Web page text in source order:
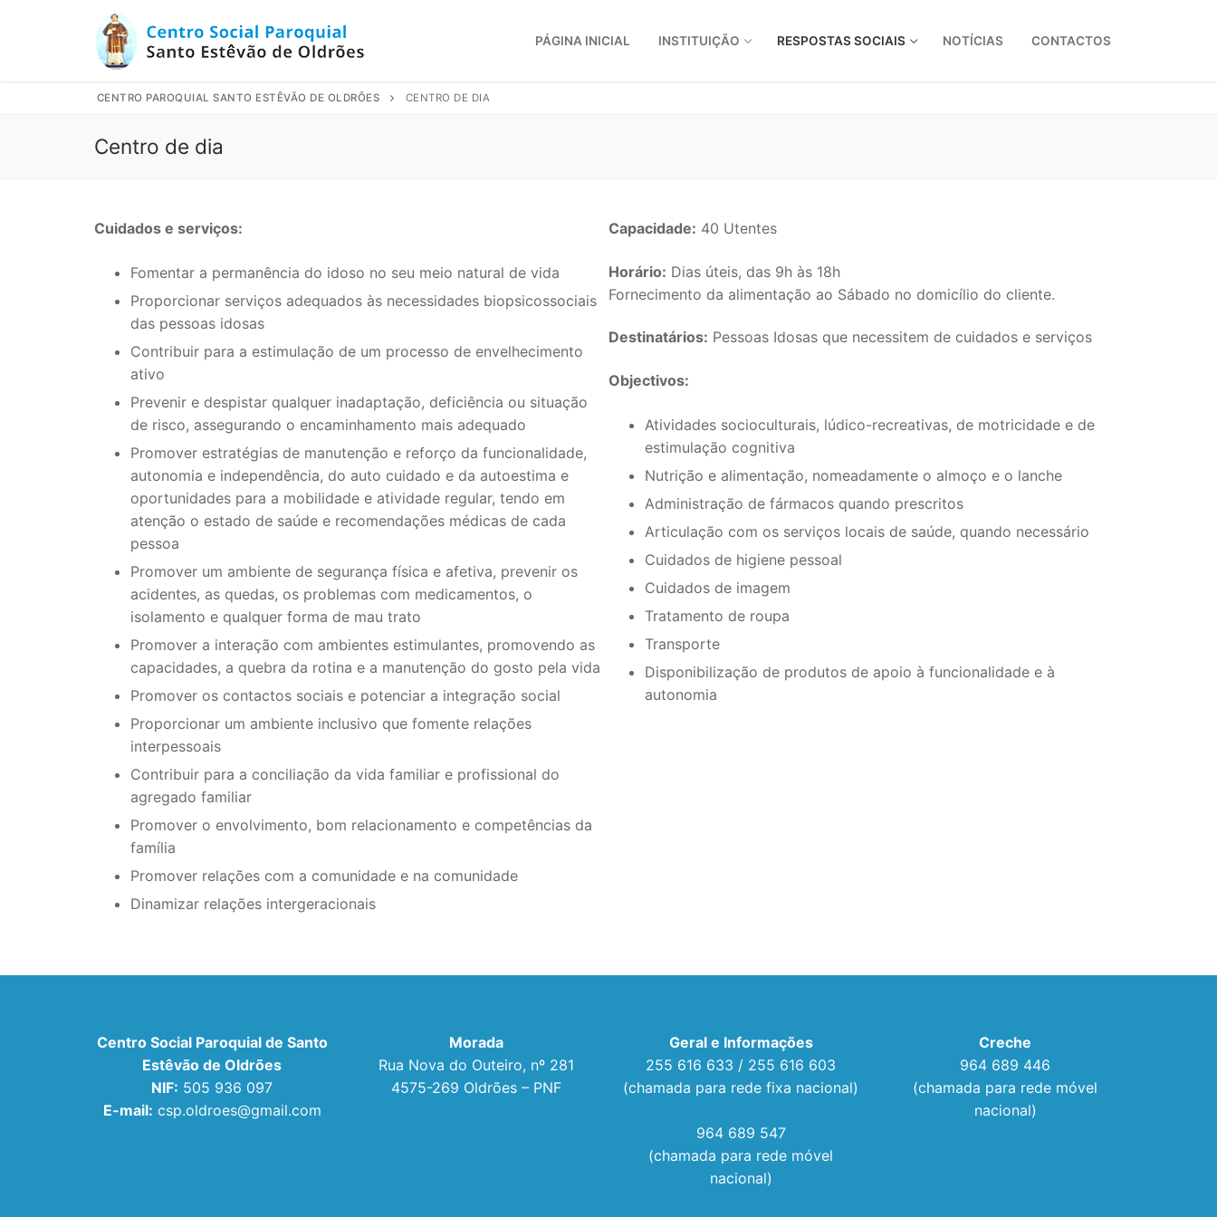
PÁGINA INICIAL INSTITUIÇÃO RESPOSTAS SOCIAIS NOTÍCIAS CONTACTOS
CENTRO PAROQUIAL SANTO ESTÊVÃO DE OLDRÕES CENTRO DE DIA
Centro de dia
Cuidados e serviços:
Fomentar a permanência do idoso no seu meio natural de vida
Proporcionar serviços adequados às necessidades biopsicossociais
das pessoas idosas
Contribuir para a estimulação de um processo de envelhecimento
ativo
Prevenir e despistar qualquer inadaptação, deficiência ou situação
de risco, assegurando o encaminhamento mais adequado
Promover estratégias de manutenção e reforço da funcionalidade,
autonomia e independência, do auto cuidado e da autoestima e
oportunidades para a mobilidade e atividade regular, tendo em
atenção o estado de saúde e recomendações médicas de cada
pessoa
Promover um ambiente de segurança física e afetiva, prevenir os
acidentes, as quedas, os problemas com medicamentos, o
isolamento e qualquer forma de mau trato
Promover a interação com ambientes estimulantes, promovendo as
capacidades, a quebra da rotina e a manutenção do gosto pela vida
Promover os contactos sociais e potenciar a integração social
Proporcionar um ambiente inclusivo que fomente relações
interpessoais
Contribuir para a conciliação da vida familiar e profissional do
agregado familiar
Promover o envolvimento, bom relacionamento e competências da
família
Promover relações com a comunidade e na comunidade
Dinamizar relações intergeracionais
Capacidade: 40 Utentes
Horário: Dias úteis, das 9h às 18h
Fornecimento da alimentação ao Sábado no domicílio do cliente.
Destinatários: Pessoas Idosas que necessitem de cuidados e serviços
Objectivos:
Atividades socioculturais, lúdico-recreativas, de motricidade e de
estimulação cognitiva
Nutrição e alimentação, nomeadamente o almoço e o lanche
Administração de fármacos quando prescritos
Articulação com os serviços locais de saúde, quando necessário
Cuidados de higiene pessoal
Cuidados de imagem
Tratamento de roupa
Transporte
Disponibilização de produtos de apoio à funcionalidade e à
autonomia
Centro Social Paroquial de Santo
Estêvão de Oldrões
NIF: 505 936 097
E-mail: csp.oldroes@gmail.com
Morada
Rua Nova do Outeiro, nº 281
4575-269 Oldrões – PNF
Geral e Informações
255 616 633 / 255 616 603
(chamada para rede fixa nacional)
964 689 547
(chamada para rede móvel
nacional)
Creche
964 689 446
(chamada para rede móvel
nacional)